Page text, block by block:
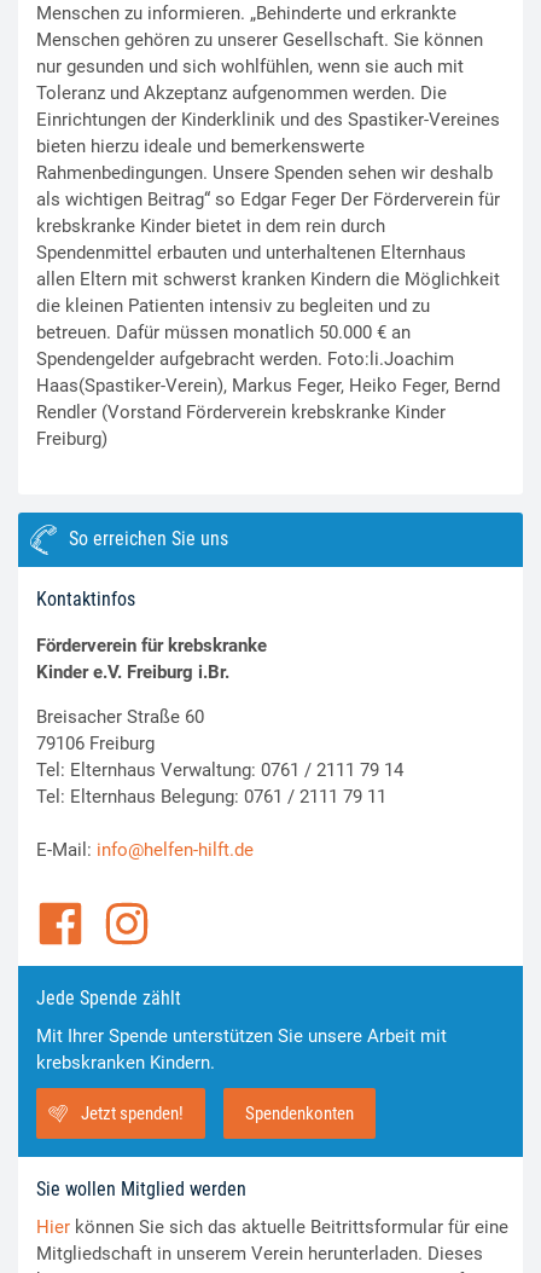
Menschen zu informieren. „Behinderte und erkrankte
Menschen gehören zu unserer Gesellschaft. Sie können
nur gesunden und sich wohlfühlen, wenn sie auch mit
Toleranz und Akzeptanz aufgenommen werden. Die
Einrichtungen der Kinderklinik und des Spastiker-Vereines
bieten hierzu ideale und bemerkenswerte
Rahmenbedingungen. Unsere Spenden sehen wir deshalb
als wichtigen Beitrag“ so Edgar Feger Der Förderverein für
krebskranke Kinder bietet in dem rein durch
Spendenmittel erbauten und unterhaltenen Elternhaus
allen Eltern mit schwerst kranken Kindern die Möglichkeit
die kleinen Patienten intensiv zu begleiten und zu
betreuen. Dafür müssen monatlich 50.000 € an
Spendengelder aufgebracht werden. Foto:li.Joachim
Haas(Spastiker-Verein), Markus Feger, Heiko Feger, Bernd
Rendler (Vorstand Förderverein krebskranke Kinder
Freiburg)
So erreichen Sie uns
Kontaktinfos
Förderverein für krebskranke
Kinder e.V. Freiburg i.Br.
Breisacher Straße 60
79106 Freiburg
Tel: Elternhaus Verwaltung: 0761 / 2111 79 14
Tel: Elternhaus Belegung: 0761 / 2111 79 11
E-Mail: info@helfen-hilft.de
Jede Spende zählt
Mit Ihrer Spende unterstützen Sie unsere Arbeit mit
krebskranken Kindern.
Jetzt spenden! Spendenkonten
Sie wollen Mitglied werden
Hier können Sie sich das aktuelle Beitrittsformular für eine
Mitgliedschaft in unserem Verein herunterladen. Dieses